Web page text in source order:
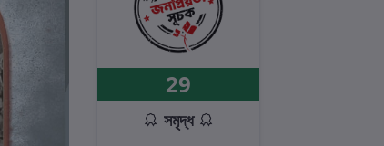
29
সমৃদ্ধ